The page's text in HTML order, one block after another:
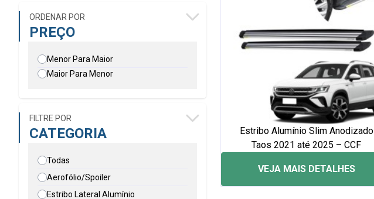
ORDENAR POR
PREÇO
Menor Para Maior
Maior Para Menor
FILTRE POR
CATEGORIA
Todas
Aerofólio/Spoiler
Estribo Lateral Alumínio
Estribo Alumínio Slim Anodizado
Taos 2021 até 2025 – CCF
VEJA MAIS DETALHES